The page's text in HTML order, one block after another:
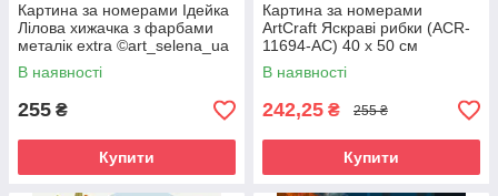
Картина за номерами Ідейка
Лілова хижачка з фарбами
металік extra ©art_selena_ua
(KHO6728) 30 х 40 см
В наявності
255 ₴
Купити
Картина за номерами
ArtCraft Яскраві рибки (ACR-
11694-AC) 40 х 50 см
В наявності
242,25 ₴ 255 ₴
Купити